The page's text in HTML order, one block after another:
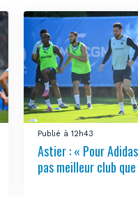
Publié à 12h43
Astier : « Pour
pas meilleur club que